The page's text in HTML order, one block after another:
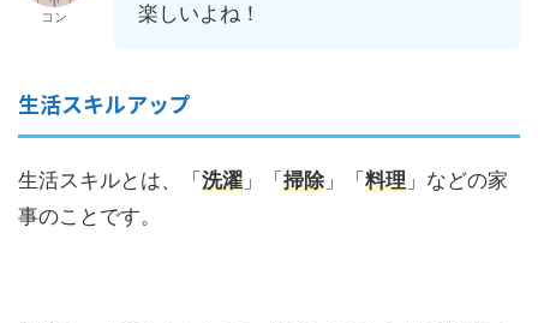
コン
楽しいよね！
生活スキルアップ
生活スキルとは、「 洗濯 」「 掃除 」「 料理 」などの家
事のことです。